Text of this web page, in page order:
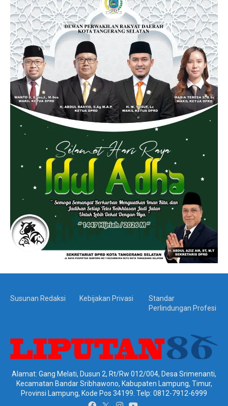
Susunan Redaksi Kebijakan Privasi
Standar
Perlindungan Profesi
Alamat: Gang Melati, Dusun 2, Rt/Rw 012/004, Desa Srimenanti,
Kecamatan Bandar Sribhawono, Kabupaten Lampung, Timur,
Provinsi Lampung, Kode Pos 34199. Telp: 0812-7912-6999